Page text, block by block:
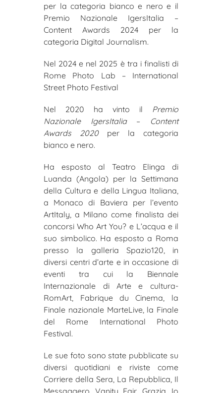
per la categoria bianco e nero e il
Premio Nazionale IgersItalia –
Content Awards 2024 per la
categoria Digital Journalism.
Nel 2024 e nel 2025 è tra i finalisti di
Rome Photo Lab – International
Street Photo Festival
Nel 2020 ha vinto il Premio
Nazionale IgersItalia–
Content
Awards 2020per la categoria
bianco e nero.
Ha esposto al Teatro Elinga di
Luanda (Angola) per la Settimana
della Cultura e della Lingua Italiana,
a Monaco di Baviera per l’evento
ArtItaly, a Milano come finalista dei
concorsi Who Art You? e L’acqua e il
suo simbolico. Ha esposto a Roma
presso la galleria Spazio120, in
diversi centri d’arte e in occasione di
eventi tra cui la Biennale
Internazionale di Arte e cultura-
RomArt, Fabrique du Cinema, la
Finale nazionale MarteLive, la Finale
del Rome International Photo
Festival.
Le sue foto sono state pubblicate su
diversi quotidiani e riviste come
Corriere della Sera, La Repubblica, Il
Messaggero, Vanity Fair, Grazia, Io